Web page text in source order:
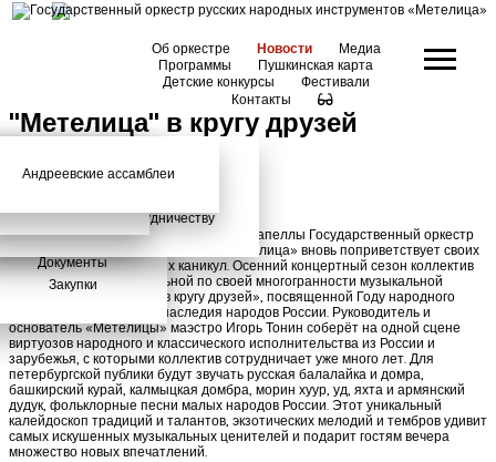
Об оркестре
История
Документы
Закупки
Новости
Анонсы
Медиа
Фото
Программы
Школьный абонемент
Приглашаем к сотрудничеству
Пушкинская карта
Детские конкурсы
2026 год
Фестивали
Андреевские ассамблеи
Контакты
"Метелица" в кругу друзей
27 сентября на сцене Академической Капеллы Государственный оркестр
русских народных инструментов «Метелица» вновь поприветствует своих
слушателей после летних каникул. Осенний концертный сезон коллектив
откроет яркой, удивительной по своей многогранности музыкальной
программой «Метелица в кругу друзей», посвященной Году народного
искусства и культурного наследия народов России. Руководитель и
основатель «Метелицы» маэстро Игорь Тонин соберёт на одной сцене
виртуозов народного и классического исполнительства из России и
зарубежья, с которыми коллектив сотрудничает уже много лет. Для
петербургской публики будут звучать русская балалайка и домра,
башкирский курай, калмыцкая домбра, морин хуур, уд, яхта и армянский
дудук, фольклорные песни малых народов России. Этот уникальный
калейдоскоп традиций и талантов, экзотических мелодий и тембров удивит
самых искушенных музыкальных ценителей и подарит гостям вечера
множество новых впечатлений.